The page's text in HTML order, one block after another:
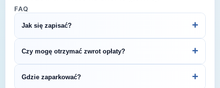
FAQ
Jak się zapisać? +
przejść do strony organizatora z formularzem
rejestracyjnym.
Czy mogę otrzymać zwrot opłaty? +
regulamin biegu lub skontaktuj się z
Gdzie zaparkować? +